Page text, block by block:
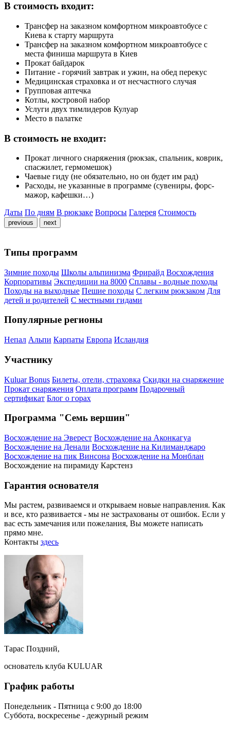
В стоимость входит:
Трансфер на заказном комфортном микроавтобусе с
Киева к старту маршрута
Трансфер на заказном комфортном микроавтобусе с
места финиша маршрута в Киев
Прокат байдарок
Питание - горячий завтрак и ужин, на обед перекус
Медицинская страховка и от несчастного случая
Групповая аптечка
Котлы, костровой набор
Услуги двух тимлидеров Кулуар
Место в палатке
В стоимость не входит:
Прокат личного снаряжения (рюкзак, спальник, коврик,
спасжилет, гермомешок)
Чаевые гиду (не обязательно, но он будет им рад)
Расходы, не указанные в программе (сувениры, форс-
мажор, кафешки…)
Даты По дням В рюкзаке Вопросы Галерея Стоимость
previous next
Типы программ
Зимние походы Школы альпинизма Фрирайд Восхождения
Корпоративы Экспедиции на 8000 Сплавы - водные походы
Походы на выходные Пешие походы С легким рюкзаком Для
детей и родителей С местными гидами
Популярные регионы
Непал Альпи Карпаты Европа Исландия
Участнику
Kuluar Bonus Билеты, отели, страховка Скидки на снаряжение
Прокат снаряжения Оплата программ Подарочный
сертификат Блог о горах
Программа "Семь вершин"
Восхождение на Эверест Восхождение на Аконкагуа
Восхождение на Денали Восхождение на Килиманджаро
Восхождение на пик Винсона Восхождение на Монблан
Восхождение на пирамиду Карстенз
Гарантия основателя
Мы растем, развиваемся и открываем новые направления. Как
и все, кто развивается - мы не застрахованы от ошибок. Если у
вас есть замечания или пожелания, Вы можете написать
прямо мне.
Контакты здесь
Тарас Поздний,
основатель клуба KULUAR
График работы
Понедельник - Пятница с 9:00 до 18:00
Суббота, воскресенье - дежурный режим